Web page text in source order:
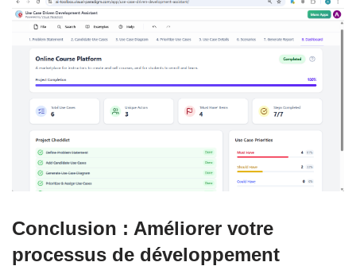
Conclusion : Améliorer votre
processus de développement